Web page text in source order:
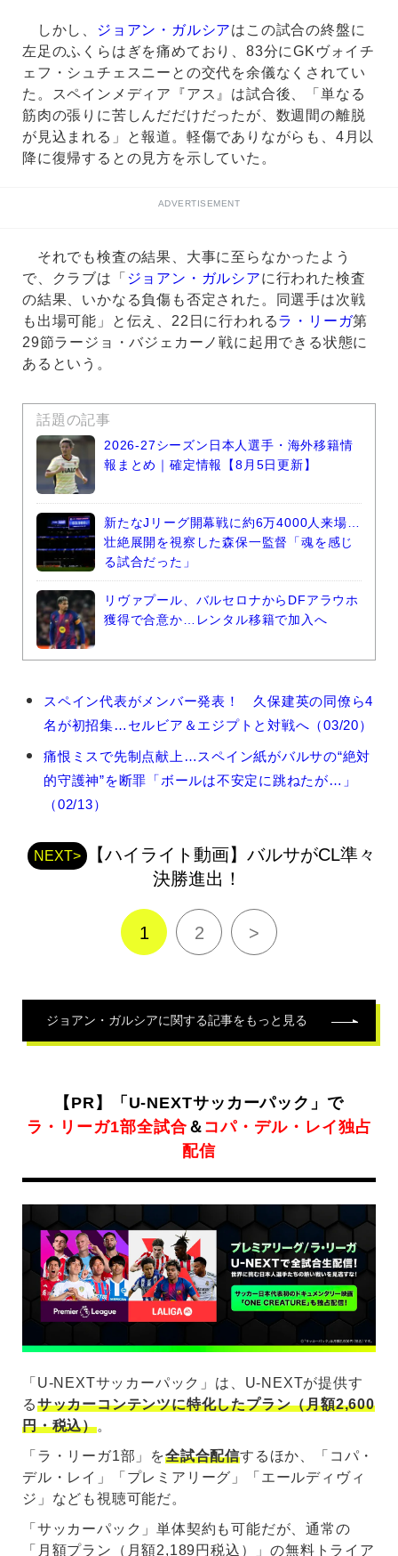
しかし、 ジョアン・ガルシアはこの試合の終盤に
左足のふくらはぎを痛めており、83分にGKヴォイチ
ェフ・シュチェスニーとの交代を余儀なくされてい
た。スペインメディア『アス』は試合後、「単なる
筋肉の張りに苦しんだだけだったが、数週間の離脱
が見込まれる」と報道。軽傷でありながらも、4月以
降に復帰するとの見方を示していた。
ADVERTISEMENT
それでも検査の結果、大事に至らなかったよう
で、クラブは「 ジョアン・ガルシアに行われた検査
の結果、いかなる負傷も否定された。同選手は次戦
も出場可能」と伝え、22日に行われるラ・リーガ第
29節ラージョ・バジェカーノ戦に起用できる状態に
あるという。
話題の記事
2026-27シーズン日本人選手・海外移籍情
報まとめ｜確定情報【8月5日更新】
新たなJリーグ開幕戦に約6万4000人来場…
壮絶展開を視察した森保一監督「魂を感じ
る試合だった」
リヴァプール、バルセロナからDFアラウホ
獲得で合意か…レンタル移籍で加入へ
ジ
ン・
の
関
連
スペイン代表がメンバー発表！ 久保建英の同僚ら4
名が初招集…セルビア＆エジプトと対戦へ（03/20）
痛恨ミスで先制点献上…スペイン紙がバルサの“絶対
的守護神”を断罪「ボールは不安定に跳ねたが…」
（02/13）
NEXT> 【ハイライト動画】バルサがCL準々
決勝進出！
1 2 >
ジョアン・ガルシアに関する記事をもっと見る
【PR】「U-NEXTサッカーパック」で
ラ・リーガ1部全試合 ＆ コパ・デル・レイ独占
配信
「U-NEXTサッカーパック」は、U-NEXTが提供す
るサッカーコンテンツに特化したプラン（月額2,600
円・税込）。
「ラ・リーガ1部」を全試合配信するほか、「コパ・
デル・レイ」「プレミアリーグ」「エールディヴィ
ジ」なども視聴可能だ。
「サッカーパック」単体契約も可能だが、通常の
「月額プラン（月額2,189円税込）」の無料トライア